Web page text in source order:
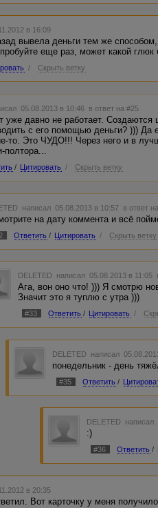
в 16:09
вывела деньги тем же
еще раз, может какой
/ Скрыть ветку
05.08.2013 в 10:46 в ответ на #25
уже давно не работает.
с его помощью деньги? ))) Да
то. Это ЧУДО!!! Через него и в
полтора...
/ Цитировать / Скрыть ветку
написал 05.08.2013 в 10:57 в ответ
на дату коммента и всё
Ответить / Цитировать / Скрыть ветку
DELETED написал 05.08.2013 в 11:05
Ага, вон оно что! ))) Я смотрю
Значит это я туплю с утра )))
#33 Ответить / Цитировать /
DELETED написал
понедельник - день
#35 Ответить /
DELETED
:)
#36 Ответить /
в 20:35
Вот карточку у меня